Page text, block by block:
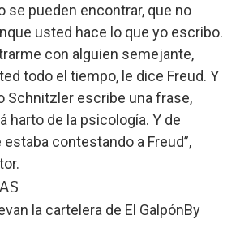
se pueden encontrar, que no
usted hace lo que yo escribo.
con alguien semejante,
todo el tiempo, le dice Freud. Y
Schnitzler escribe una frase,
harto de la psicología. Y de
estaba contestando a Freud”,
la cartelera de El GalpónBy